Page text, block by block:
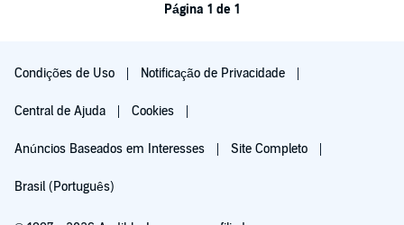
Página 1 de 1
Condições de Uso Notificação de Privacidade
Central de Ajuda Cookies
Anúncios Baseados em Interesses Site Completo
Brasil (Português)